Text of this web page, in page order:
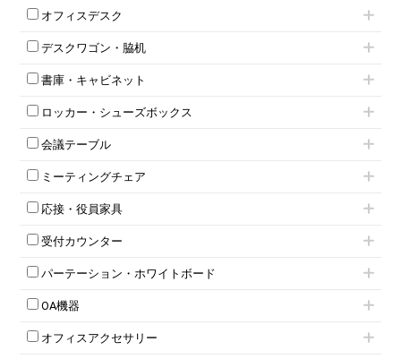
肘付きチェア
肘無しチェア
役員チェア
オフィスチェアその他
オフィスデスク
片袖机
フリーアドレスデスク（ベンチデスク）
昇降デスク
両袖机
デスクワゴン・脇机
インワゴン2段
インワゴン3段
脇机
書庫・キャビネット
ハイキャビネット
ローキャビネット
両開きキャビネット
上下連結キャビネット
軽量ラック（スチールラック）
収納家具その他
両開書庫
ラテラル書庫
ロッカー・シューズボックス
1人用ロッカー
2人用ロッカー
3人用ロッカー
5人用ロッカー
8人用ロッカー
多人数ロッカー
ダイヤル錠ロッカー
ダイヤル錠ロッカー
会議テーブル
ミーティングテーブル
スタッキングテーブル
ネスティングテーブル
カウンターテーブル
T字脚テーブル
会議テーブルW1200～
会議テーブルW1800～
ミーティングチェア
キャスター付きミーティングチェア
スタッキングミーティングチェア
テーブル付きミーティングチェア
折りたたみミーティングチェア
ハイチェア
ミーティングチェアその他
応接・役員家具
応接セット
応接ソファ
応接チェア
応接・役員家具その他
受付カウンター
ハイカウンター
ローカウンター
ラウンジカウンター
パーテーション・ホワイトボード
パーテーション
自立タイプパーテーション
パーテーションその他
OA機器
電話機（ビジネスフォン）
オフィスアクセサリー